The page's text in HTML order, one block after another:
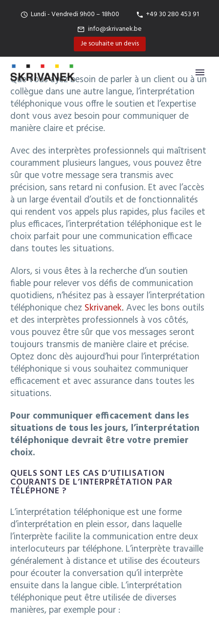
Lundi - Vendredi 9h00 – 18h00
+49 30 280 453 91
info@skrivanek.be
Je souhaite un devis
Que vous ayez besoin de parler à un client ou à un
collègue dans une autre langue, l’interprétation
téléphonique vous offre le soutien et l’expertise
dont vous avez besoin pour communiquer de
manière claire et précise.
Avec des interprètes professionnels qui maîtrisent
couramment plusieurs langues, vous pouvez être
sûr que votre message sera transmis avec
précision, sans retard ni confusion. Et avec l’accès
à un large éventail d’outils et de fonctionnalités
qui rendent vos appels plus rapides, plus faciles et
plus efficaces, l’interprétation téléphonique est le
choix parfait pour une communication efficace
dans toutes les situations.
Alors, si vous êtes à la recherche d’un soutien
fiable pour relever vos défis de communication
quotidiens, n’hésitez pas à essayer l’interprétation
téléphonique chez Skrivanek. Avec les bons outils
et des interprètes professionnels à vos côtés,
vous pouvez être sûr que vos messages seront
toujours transmis de manière claire et précise.
Optez donc dès aujourd’hui pour l’interprétation
téléphonique si vous souhaitez communiquer
efficacement et avec assurance dans toutes les
situations.
Pour communiquer efficacement dans les
situations de tous les jours, l’interprétation
téléphonique devrait être votre premier
choix.
QUELS SONT LES CAS D’UTILISATION
COURANTS DE L’INTERPRÉTATION PAR
TÉLÉPHONE ?
L’interprétation téléphonique est une forme
d’interprétation en plein essor, dans laquelle
l’interprète facilite la communication entre deux
interlocuteurs par téléphone. L’interprète travaille
généralement à distance et utilise des écouteurs
pour écouter la conversation qu’il interprète
ensuite dans la langue cible. L’interprétation
téléphonique peut être utilisée de diverses
manières, par exemple pour :